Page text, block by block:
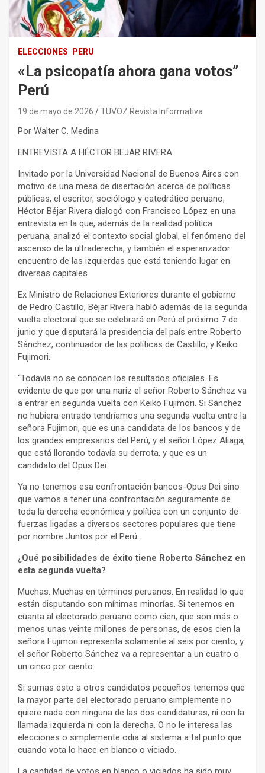
ELECCIONES PERU
«La psicopatía ahora gana votos”
Perú
19 de mayo de 2026 TUVOZ Revista Informativa
Por Walter C. Medina
ENTREVISTA A HÉCTOR BEJAR RIVERA
Invitado por la Universidad Nacional de Buenos Aires con
motivo de una mesa de disertación acerca de políticas
públicas, el escritor, sociólogo y catedrático peruano,
Héctor Béjar Rivera dialogó con Francisco López en una
entrevista en la que, además de la realidad política
peruana, analizó el contexto social global, el fenómeno del
ascenso de la ultraderecha, y también el esperanzador
encuentro de las izquierdas que está teniendo lugar en
diversas capitales.
Ex Ministro de Relaciones Exteriores durante el gobierno
de Pedro Castillo, Béjar Rivera habló además de la segunda
vuelta electoral que se celebrará en Perú el próximo 7 de
junio y que disputará la presidencia del país entre Roberto
Sánchez, continuador de las políticas de Castillo, y Keiko
Fujimori.
“Todavía no se conocen los resultados oficiales. Es
evidente de que por una nariz el señor Roberto Sánchez va
a entrar en segunda vuelta con Keiko Fujimori. Si Sánchez
no hubiera entrado tendríamos una segunda vuelta entre la
señora Fujimori, que es una candidata de los bancos y de
los grandes empresarios del Perú, y el señor López Aliaga,
que está llorando todavía su derrota, y que es un
candidato del Opus Dei.
Ya no tenemos esa confrontación bancos-Opus Dei sino
que vamos a tener una confrontación seguramente de
toda la derecha económica y política con un conjunto de
fuerzas ligadas a diversos sectores populares que tiene
por nombre Juntos por el Perú.
¿ Qué posibilidades de éxito tiene Roberto Sánchez en
esta segunda vuelta?
Muchas. Muchas en términos peruanos. En realidad lo que
están disputando son mínimas minorías. Si tenemos en
cuanta al electorado peruano como cien, que son más o
menos unas veinte millones de personas, de esos cien la
señora Fujimori representa solamente al seis por ciento; y
el señor Roberto Sánchez va a representar a un cuatro o
un cinco por ciento.
Si sumas esto a otros candidatos pequeños tenemos que
la mayor parte del electorado peruano simplemente no
quiere nada con ninguna de las dos candidaturas, ni con la
llamada izquierda ni con la derecha. O no le interesa las
elecciones o simplemente odia al sistema a tal punto que
cuando vota lo hace en blanco o viciado.